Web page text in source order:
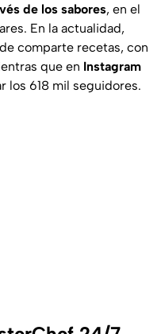
de los sabores, en el
En la actualidad,
comparte recetas, con
que en Instagram
los 618 mil seguidores.